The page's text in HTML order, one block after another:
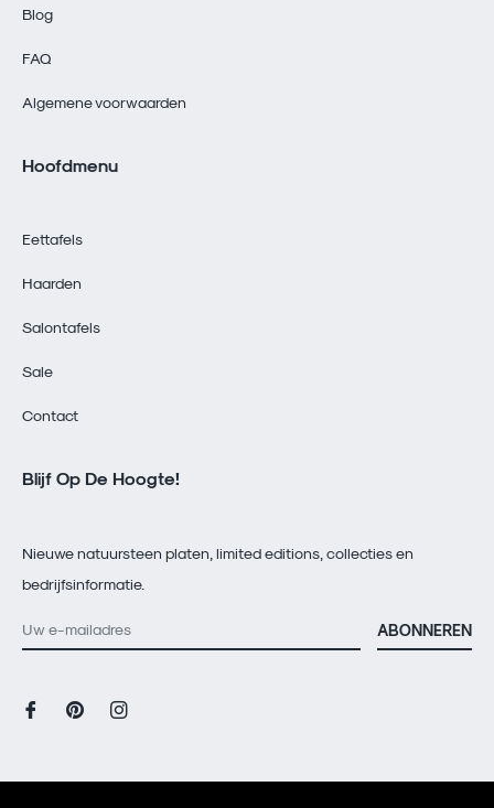
Blog
FAQ
Algemene voorwaarden
Hoofdmenu
Eettafels
Haarden
Salontafels
Sale
Contact
Blijf Op De Hoogte!
Nieuwe natuursteen platen, limited editions, collecties en
bedrijfsinformatie.
ABONNEREN